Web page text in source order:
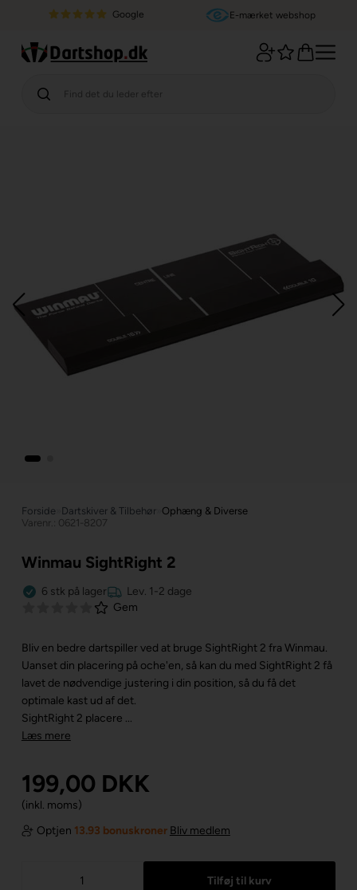
Google E-mærket webshop
Forside Dartskiver & Tilbehør Ophæng & Diverse
Varenr.: 0621-8207
Winmau SightRight 2
6 stk på lager
Lev. 1-2 dage
Gem
Bliv en bedre dartspiller ved at bruge SightRight 2 fra Winmau.
Uanset din placering på oche'en, så kan du med SightRight 2 få
lavet de nødvendige justering i din position, så du få det
optimale kast ud af det.
SightRight 2 placere ...
Læs mere
199,00 DKK
(inkl. moms)
Optjen 13.93 bonuskroner Bliv medlem